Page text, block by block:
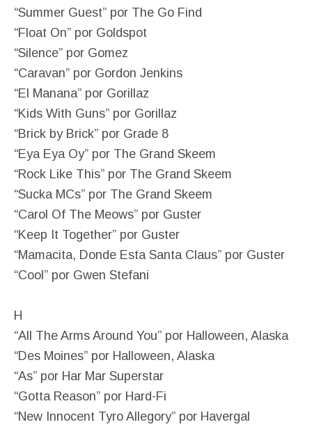
“Summer Guest” por The Go Find
“Float On” por Goldspot
“Silence” por Gomez
“Caravan” por Gordon Jenkins
“El Manana” por Gorillaz
“Kids With Guns” por Gorillaz
“Brick by Brick” por Grade 8
“Eya Eya Oy” por The Grand Skeem
“Rock Like This” por The Grand Skeem
“Sucka MCs” por The Grand Skeem
“Carol Of The Meows” por Guster
“Keep It Together” por Guster
“Mamacita, Donde Esta Santa Claus” por Guster
“Cool” por Gwen Stefani
H
“All The Arms Around You” por Halloween, Alaska
“Des Moines” por Halloween, Alaska
“As” por Har Mar Superstar
“Gotta Reason” por Hard-Fi
“New Innocent Tyro Allegory” por Havergal